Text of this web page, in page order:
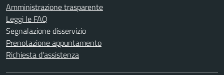
Amministrazione trasparente
Leggi le FAQ
Segnalazione disservizio
Prenotazione appuntamento
Richiesta d'assistenza